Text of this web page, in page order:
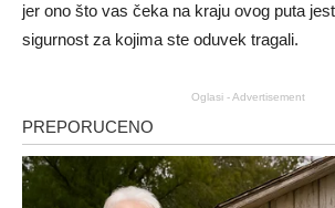
jer ono što vas čeka na kraju ovog puta
sigurnost za kojima ste oduvek tragali.
Oglasi - Advertisement